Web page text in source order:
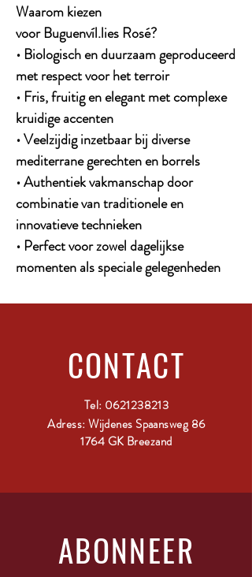
Waarom kiezen
voor Buguenvíl.lies Rosé?
• Biologisch en duurzaam geproduceerd
met respect voor het terroir
• Fris, fruitig en elegant met complexe
kruidige accenten
• Veelzijdig inzetbaar bij diverse
mediterrane gerechten en borrels
• Authentiek vakmanschap door
combinatie van traditionele en
innovatieve technieken
• Perfect voor zowel dagelijkse
momenten als speciale gelegenheden
CONTACT
Tel: 0621238213
Adress: Wijdenes Spaansweg 86
1764 GK Breezand
ABONNEER